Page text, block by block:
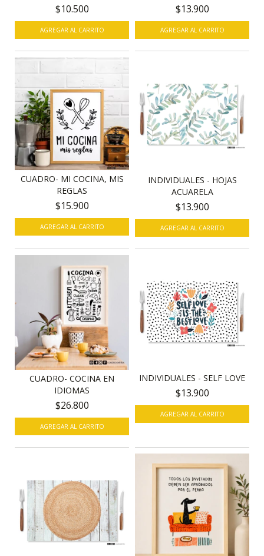
$10.500
AGREGAR AL CARRITO
$13.900
AGREGAR AL CARRITO
CUADRO- MI COCINA, MIS
REGLAS
$15.900
AGREGAR AL CARRITO
INDIVIDUALES - HOJAS
ACUARELA
$13.900
AGREGAR AL CARRITO
CUADRO- COCINA EN
IDIOMAS
$26.800
AGREGAR AL CARRITO
INDIVIDUALES - SELF LOVE
$13.900
AGREGAR AL CARRITO